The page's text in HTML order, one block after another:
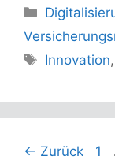
Kategorien
Innovation,
← Zurück 1